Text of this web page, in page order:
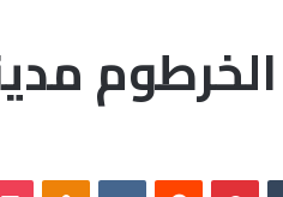
بينتيريست